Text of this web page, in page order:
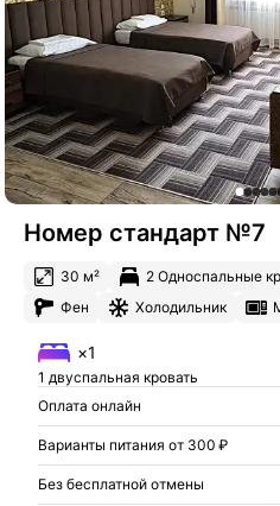
Номер стандарт №7
30 м² 2 Односпальные
Фен
Холодильник
×1
1 двуспальная кровать
Оплата онлайн
Варианты питания от 300 ₽
Без бесплатной отмены